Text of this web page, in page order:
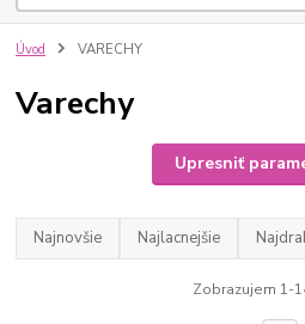
Úvod VARECHY
Varechy
Upresniť
Najnovšie Najlacnejšie
Zobrazujem 1-